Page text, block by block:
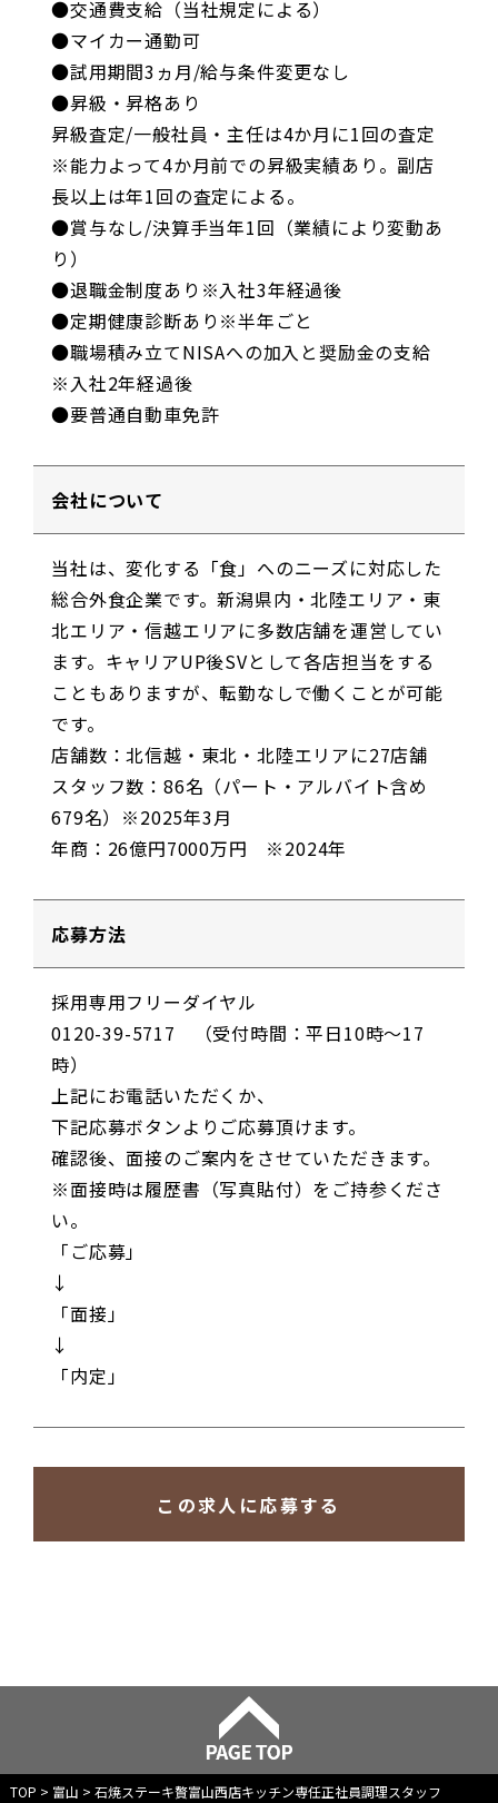
●交通費支給（当社規定による）
●マイカー通勤可
●試用期間3ヵ月/給与条件変更なし
●昇級・昇格あり
昇級査定/一般社員・主任は4か月に1回の査定
※能力よって4か月前での昇級実績あり。副店
長以上は年1回の査定による。
●賞与なし/決算手当年1回（業績により変動あ
り）
●退職金制度あり※入社3年経過後
●定期健康診断あり※半年ごと
●職場積み立てNISAへの加入と奨励金の支給
※入社2年経過後
●要普通自動車免許
会社について
当社は、変化する「食」へのニーズに対応した
総合外食企業です。新潟県内・北陸エリア・東
北エリア・信越エリアに多数店舗を運営してい
ます。キャリアUP後SVとして各店担当をする
こともありますが、転勤なしで働くことが可能
です。
店舗数：北信越・東北・北陸エリアに27店舗
スタッフ数：86名（パート・アルバイト含め
679名）※2025年3月
年商：26億円7000万円 ※2024年
応募方法
採用専用フリーダイヤル
0120-39-5717 （受付時間：平日10時～17
時）
上記にお電話いただくか、
下記応募ボタンよりご応募頂けます。
確認後、面接のご案内をさせていただきます。
※面接時は履歴書（写真貼付）をご持参くださ
い。
「ご応募」
↓
「面接」
↓
「内定」
TOP > 富山 > 石焼ステーキ贅富山西店キッチン専任正社員調理スタッフ